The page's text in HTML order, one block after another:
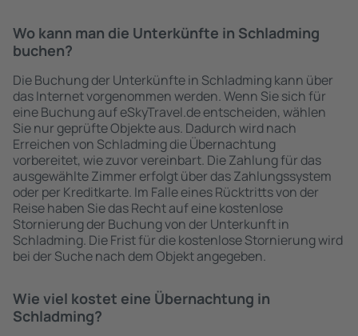
Wo kann man die Unterkünfte in Schladming
buchen?
Die Buchung der Unterkünfte in Schladming kann über
das Internet vorgenommen werden. Wenn Sie sich für
eine Buchung auf eSkyTravel.de entscheiden, wählen
Sie nur geprüfte Objekte aus. Dadurch wird nach
Erreichen von Schladming die Übernachtung
vorbereitet, wie zuvor vereinbart. Die Zahlung für das
ausgewählte Zimmer erfolgt über das Zahlungssystem
oder per Kreditkarte. Im Falle eines Rücktritts von der
Reise haben Sie das Recht auf eine kostenlose
Stornierung der Buchung von der Unterkunft in
Schladming. Die Frist für die kostenlose Stornierung wird
bei der Suche nach dem Objekt angegeben.
Wie viel kostet eine Übernachtung in
Schladming?